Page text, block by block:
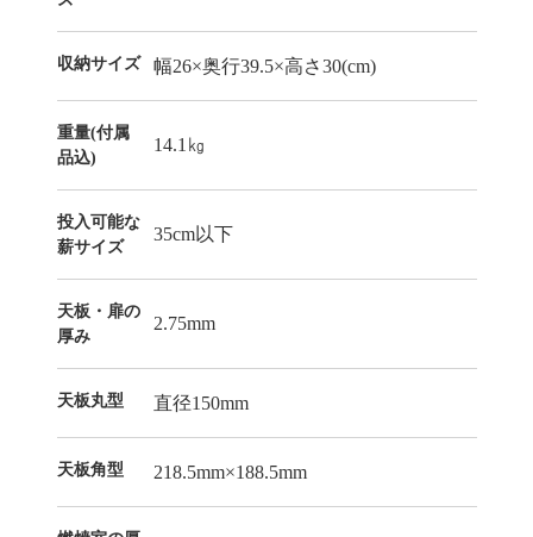
収納サイズ 幅26×奥行39.5×高さ30(cm)
重量(付属
品込)
14.1㎏
投入可能な
薪サイズ
35cm以下
天板・扉の
厚み
2.75mm
天板丸型 直径150mm
天板角型 218.5mm×188.5mm